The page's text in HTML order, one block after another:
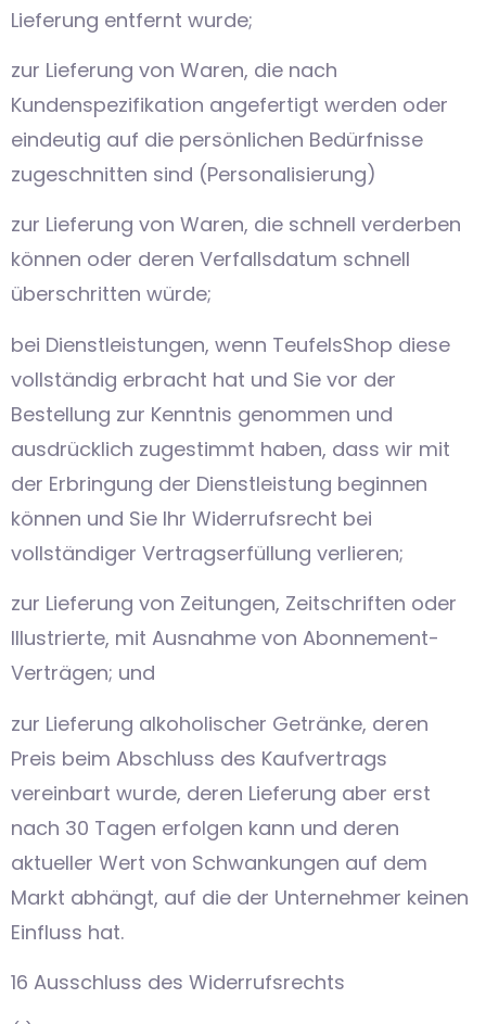
Lieferung entfernt wurde;
zur Lieferung von Waren, die nach
Kundenspezifikation angefertigt werden oder
eindeutig auf die persönlichen Bedürfnisse
zugeschnitten sind (Personalisierung)
zur Lieferung von Waren, die schnell verderben
können oder deren Verfallsdatum schnell
überschritten würde;
bei Dienstleistungen, wenn TeufelsShop diese
vollständig erbracht hat und Sie vor der
Bestellung zur Kenntnis genommen und
ausdrücklich zugestimmt haben, dass wir mit
der Erbringung der Dienstleistung beginnen
können und Sie Ihr Widerrufsrecht bei
vollständiger Vertragserfüllung verlieren;
zur Lieferung von Zeitungen, Zeitschriften oder
Illustrierte, mit Ausnahme von Abonnement-
Verträgen; und
zur Lieferung alkoholischer Getränke, deren
Preis beim Abschluss des Kaufvertrags
vereinbart wurde, deren Lieferung aber erst
nach 30 Tagen erfolgen kann und deren
aktueller Wert von Schwankungen auf dem
Markt abhängt, auf die der Unternehmer keinen
Einfluss hat.
16 Ausschluss des Widerrufsrechts